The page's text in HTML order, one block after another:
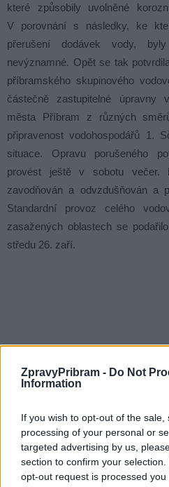
ZpravyPribram - Do Not
Information
If you wish to opt-out of the
processing of your personal or
targeted advertising by us,
section to confirm your
opt-out request is processed
které způsobily uvolněné
V porovnání s následky, ke
přerušení dodávek vody,
nevýznamné. Opět se tak
příbramského skupinového
částečně zastupitelné úpravny
města Příbram z různých
připravenost vodohospodářů 1.
situace. Opravu porušeného
provést ještě v sobotu večer.
zavodňován a odvzdušňován a
Standardní provoz celého
zasažených oblastech se
středu 26. zaří.
TAGY havárie Kozičín Litavka
přivadeč
voda vodojem